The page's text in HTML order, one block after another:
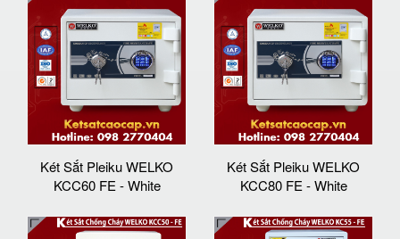
Két Sắt Pleiku WELKO
KCC60 FE - White
Két Sắt Pleiku WELKO
KCC80 FE - White